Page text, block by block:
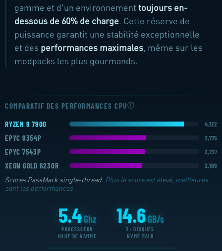
AMD RYZEN 7900
gamme et d'un environnement toujours en-
dessous de 60% de charge. Cette réserve de
puissance garantit une stabilité exceptionnelle
et des performances maximales, même sur les
modpacks les plus gourmands.
COMPARATIF DES PERFORMANCES CPUⒾ
RYZEN 9 7900 4,122
EPYC 9354P 2,775
EPYC 7543P 2,737
XEON GOLD 6230R 2,169
Scores PassMark single-thread. Plus le score est élevé, meilleures
sont les performances
5.4Ghz
PROCESSEUR
HAUT DE GAMME
14.6GB/s
2× DISQUES
NVME RAID